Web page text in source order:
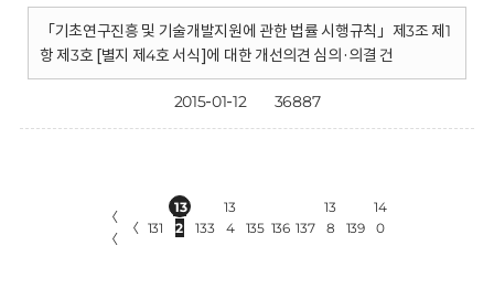
「기초연구진흥 및 기술개발지원에 관한 법률 시행규칙」제3조 제1
항 제3호 [별지 제4호 서식]에 대한 개선의견 심의·의결 건
2015-01-12 36887
〈
〈
〈 131
13
2
133
13
4
135 136 137
13
8
139
14
0